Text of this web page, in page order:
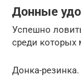
Донные
Успешно
среди которых
Донка-